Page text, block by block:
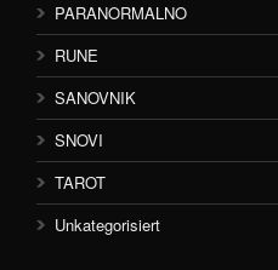
PARANORMALNO
RUNE
SANOVNIK
SNOVI
TAROT
Unkategorisiert